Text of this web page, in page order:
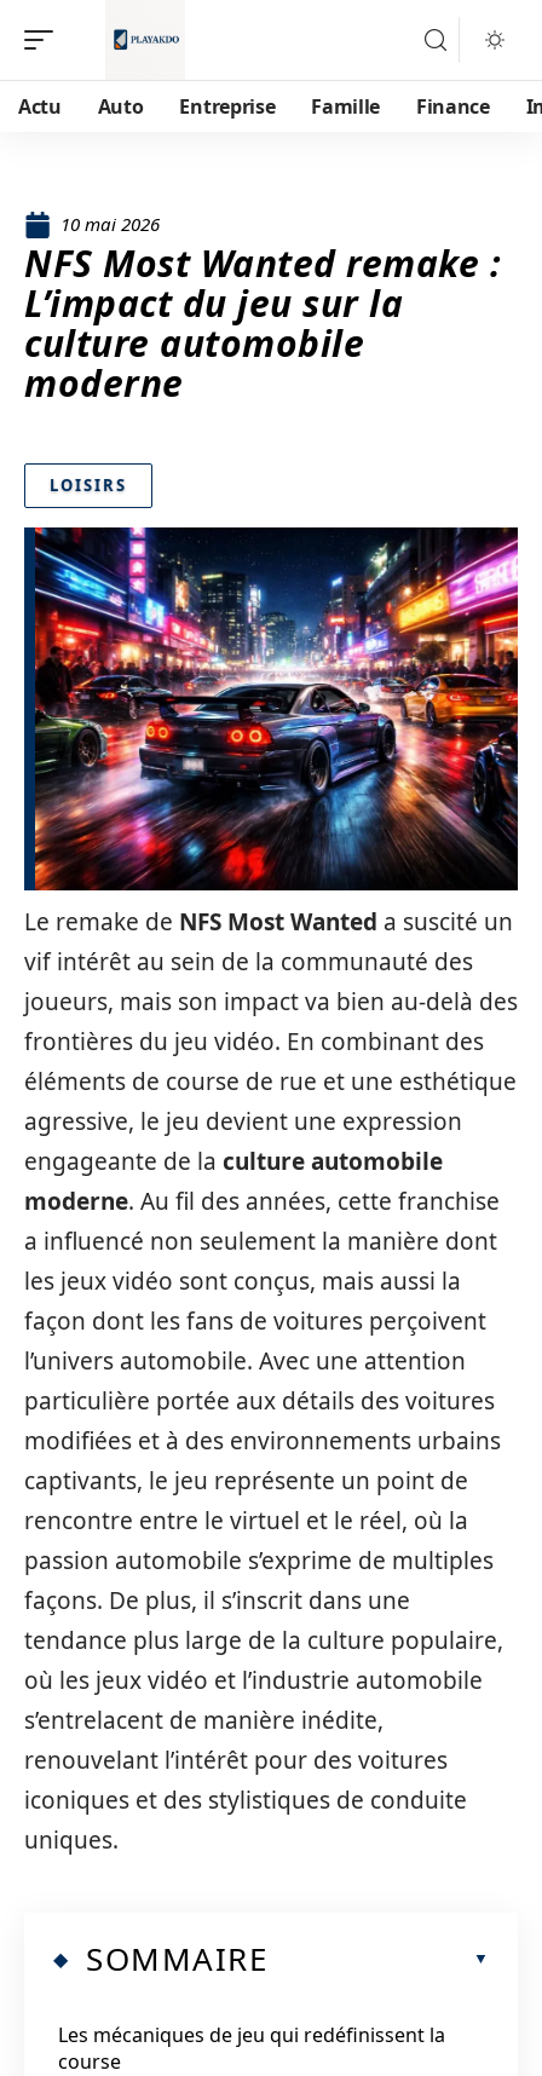
Actu Auto Entreprise Famille Finance
10 mai 2026
NFS Most Wanted remake :
L’impact du jeu sur la
culture automobile
moderne
LOISIRS
Le remake de NFS Most Wanted a suscité un
vif intérêt au sein de la communauté des
joueurs, mais son impact va bien au-delà des
frontières du jeu vidéo. En combinant des
éléments de course de rue et une esthétique
agressive, le jeu devient une expression
engageante de la culture automobile
moderne. Au fil des années, cette franchise
a influencé non seulement la manière dont
les jeux vidéo sont conçus, mais aussi la
façon dont les fans de voitures perçoivent
l’univers automobile. Avec une attention
particulière portée aux détails des voitures
modifiées et à des environnements urbains
captivants, le jeu représente un point de
rencontre entre le virtuel et le réel, où la
passion automobile s’exprime de multiples
façons. De plus, il s’inscrit dans une
tendance plus large de la culture populaire,
où les jeux vidéo et l’industrie automobile
s’entrelacent de manière inédite,
renouvelant l’intérêt pour des voitures
iconiques et des stylistiques de conduite
uniques.
SOMMAIRE
Les mécaniques de jeu qui redéfinissent la
course